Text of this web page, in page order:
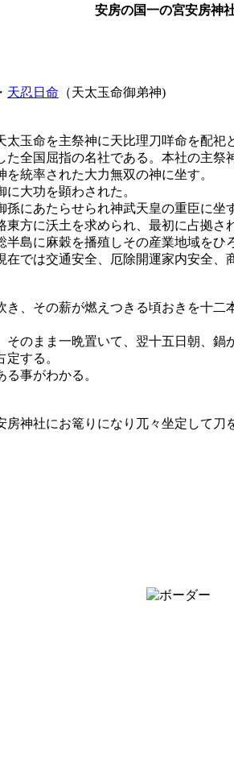
安房の国一の宮安房神
天忍日命 （天太玉命御弟神)
玉命を主祭神に天比理刀咩命を配祀
全国屈指の名社である。本社の主祭
統率された大力無双の神に坐す。
大功を顕わされた。
にあたらせられ神武天皇の重臣に坐
方に沃土を求められ、最初に占拠
島に麻穀を播殖しその産業地域をひ
では交通安全、厄除開運家内安全、
、その薪が燃えつきる頃おきを十
のまま一晩置いて、翌十五日朝、
する。
事がわかる。
神社にお篭りになり兀々坐定して